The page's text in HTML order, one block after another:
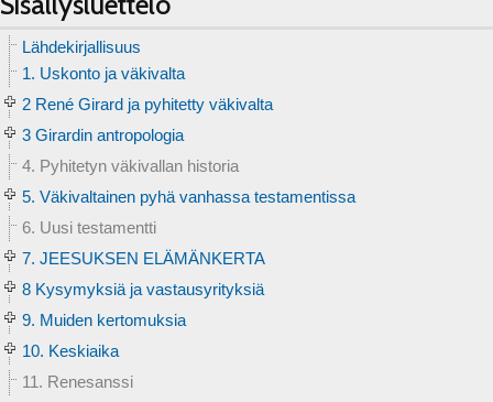
Lähdekirjallisuus
1. Uskonto ja väkivalta
2 René Girard ja pyhitetty väkivalta
3 Girardin antropologia
4. Pyhitetyn väkivallan historia
5. Väkivaltainen pyhä vanhassa testamentissa
6. Uusi testamentti
7. JEESUKSEN ELÄMÄNKERTA
8 Kysymyksiä ja vastausyrityksiä
9. Muiden kertomuksia
10. Keskiaika
11. Renesanssi